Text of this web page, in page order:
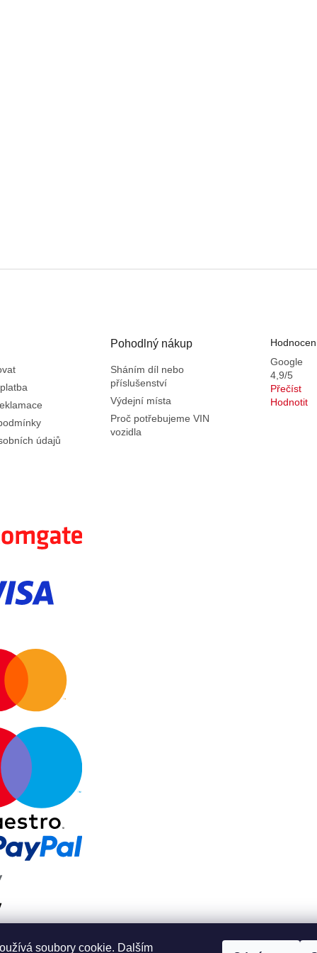
soubory cookie. Dalším
údajů
Pohodlný nákup
Sháním díl nebo
příslušenství
Výdejní místa
Proč potřebujeme VIN
vozidla
Google
4,9/5
Přečíst
Hodnotit